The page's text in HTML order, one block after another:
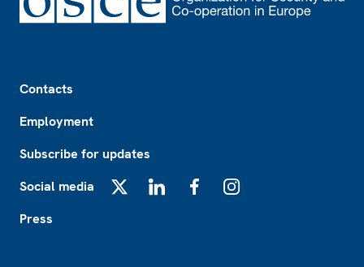
Contacts
Employment
Subscribe for updates
Social media
Press